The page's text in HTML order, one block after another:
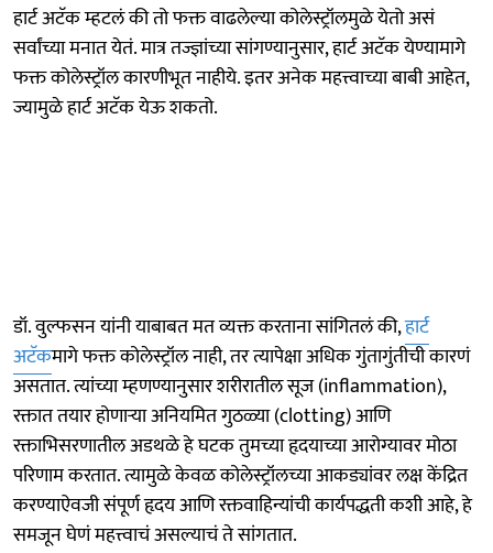
हार्ट अटॅक म्हटलं की तो फक्त वाढलेल्या कोलेस्ट्रॉलमुळे येतो असं
सर्वांच्या मनात येतं. मात्र तज्ज्ञांच्या सांगण्यानुसार, हार्ट अटॅक येण्यामागे
फक्त कोलेस्ट्रॉल कारणीभूत नाहीये. इतर अनेक महत्त्वाच्या बाबी आहेत,
ज्यामुळे हार्ट अटॅक येऊ शकतो.
डॉ. वुल्फसन यांनी याबाबत मत व्यक्त करताना सांगितलं की,हार्ट
अटॅकमागे फक्त कोलेस्ट्रॉल नाही, तर त्यापेक्षा अधिक गुंतागुंतीची कारणं
असतात. त्यांच्या म्हणण्यानुसार शरीरातील सूज (inflammation),
रक्तात तयार होणाऱ्या अनियमित गुठळ्या (clotting) आणि
रक्ताभिसरणातील अडथळे हे घटक तुमच्या हृदयाच्या आरोग्यावर मोठा
परिणाम करतात. त्यामुळे केवळ कोलेस्ट्रॉलच्या आकड्यांवर लक्ष केंद्रित
करण्याऐवजी संपूर्ण हृदय आणि रक्तवाहिन्यांची कार्यपद्धती कशी आहे, हे
समजून घेणं महत्त्वाचं असल्याचं ते सांगतात.